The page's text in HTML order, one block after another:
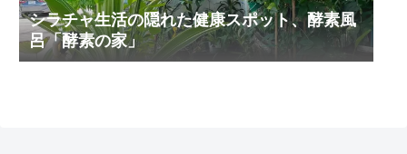
シラチャ生活の隠れた健康スポット、酵素風
呂「酵素の家」